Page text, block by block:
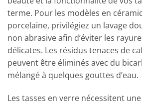
terme. Pour les modèles en
porcelaine, privilégiez un lavage
non abrasive afin d’éviter les
délicates. Les résidus tenaces de
peuvent être éliminés avec du
mélangé à quelques gouttes d’eau.
Les tasses en verre nécessitent